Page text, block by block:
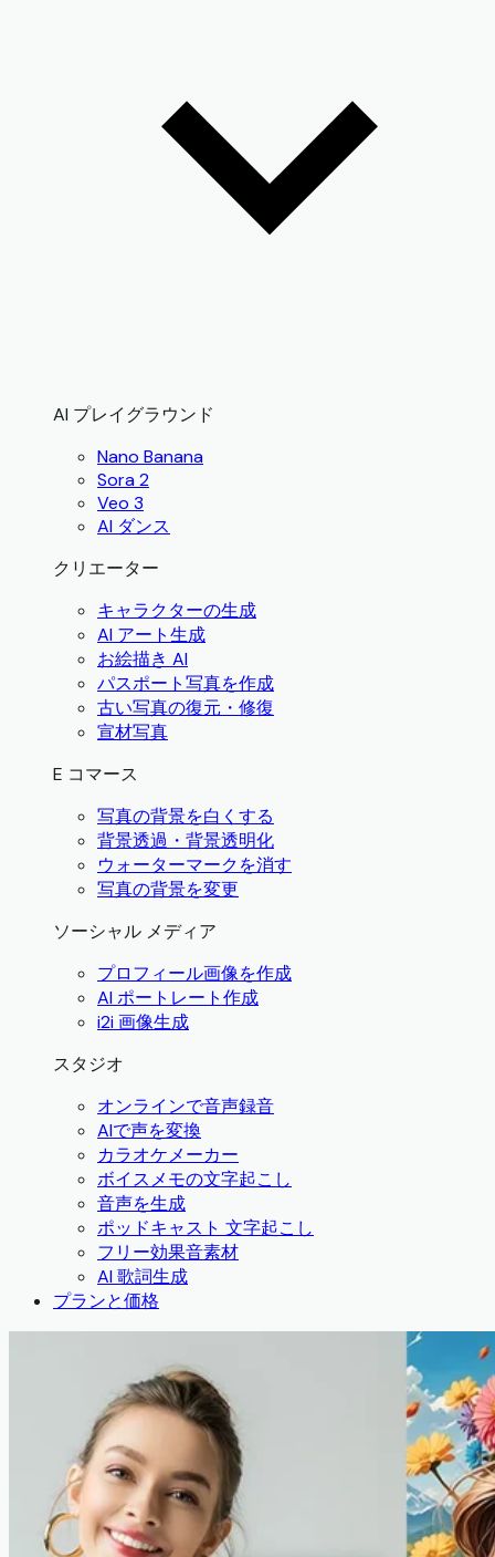
AI プレイグラウンド
Nano Banana
Sora 2
Veo 3
AI ダンス
クリエーター
キャラクターの生成
AI アート生成
お絵描き AI
パスポート写真を作成
古い写真の復元・修復
宣材写真
E コマース
写真の背景を白くする
背景透過・背景透明化
ウォーターマークを消す
写真の背景を変更
ソーシャル メディア
プロフィール画像を作成
AI ポートレート作成
i2i 画像生成
スタジオ
オンラインで音声録音
AIで声を変換
カラオケメーカー
ボイスメモの文字起こし
音声を生成
ポッドキャスト 文字起こし
フリー効果音素材
AI 歌詞生成
プランと価格